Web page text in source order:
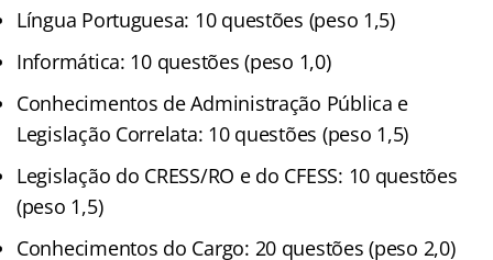
Língua Portuguesa: 10 questões (peso 1,5)
Informática: 10 questões (peso 1,0)
Conhecimentos de Administração Pública e
Legislação Correlata: 10 questões (peso 1,5)
Legislação do CRESS/RO e do CFESS: 10 questões
(peso 1,5)
Conhecimentos do Cargo: 20 questões (peso 2,0)